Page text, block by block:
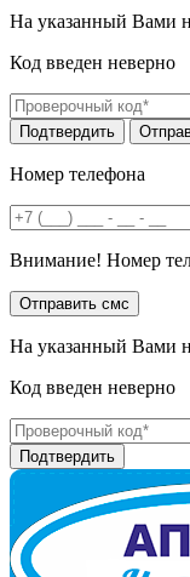
На указанный Вами
Код введен неверно
Номер телефона
Внимание! Номер
На указанный Вами
Код введен неверно